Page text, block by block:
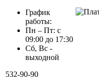
График
работы:
Пн – Пт: с
09:00 до 17:30
Сб, Вс -
выходной
532-90-90